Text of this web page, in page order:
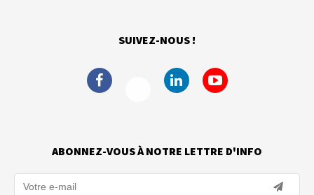
SUIVEZ-NOUS !
ABONNEZ-VOUS À NOTRE LETTRE D'INFO